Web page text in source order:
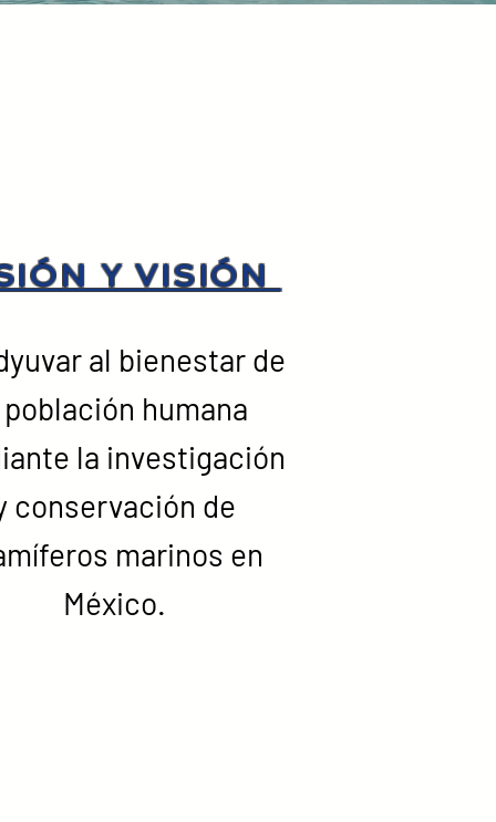
Y VISIÓN
al bienestar de
población humana
la investigación
conservación de
marinos en
México.